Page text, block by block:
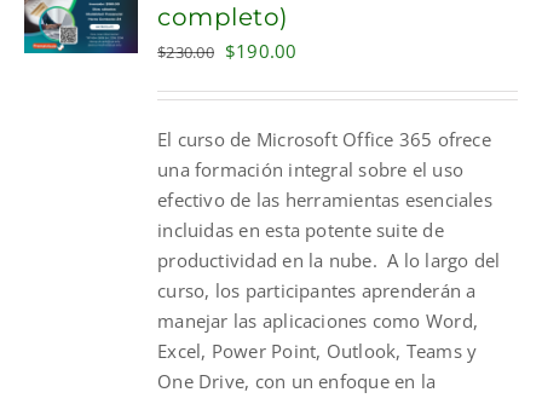
completo)
$230.00 Original
$230.00.
$190.00
$190.00.
El curso de Microsoft Office 365 ofrece
una formación integral sobre el uso
efectivo de las herramientas esenciales
incluidas en esta potente suite de
productividad en la nube. A lo largo del
curso, los participantes aprenderán a
manejar las aplicaciones como Word,
Excel, Power Point, Outlook, Teams y
One Drive, con un enfoque en la